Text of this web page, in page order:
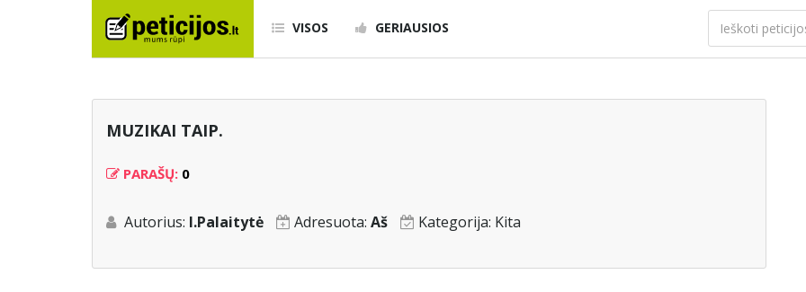
VISOS GERIAUSIOS
MUZIKAI TAIP.
PARAŠŲ: 0
Autorius: I.Palaitytė Adresuota: Aš Kategorija: Kita